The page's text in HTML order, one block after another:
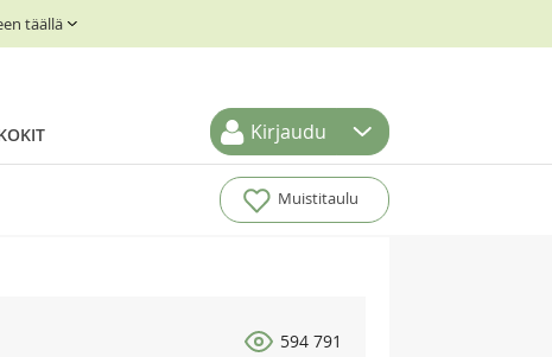
täällä
Kirjaudu
Muistitaulu
594 791